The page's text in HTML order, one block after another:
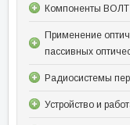
Компоненты ВОЛТ
Применение
пассивных
Радиосистемы
Устройство и